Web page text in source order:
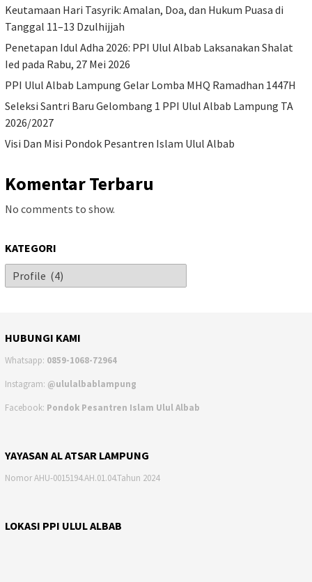
Keutamaan Hari Tasyrik: Amalan, Doa, dan Hukum Puasa di
Tanggal 11–13 Dzulhijjah
Penetapan Idul Adha 2026: PPI Ulul Albab Laksanakan Shalat
Ied pada Rabu, 27 Mei 2026
PPI Ulul Albab Lampung Gelar Lomba MHQ Ramadhan 1447H
Seleksi Santri Baru Gelombang 1 PPI Ulul Albab Lampung TA
2026/2027
Visi Dan Misi Pondok Pesantren Islam Ulul Albab
Komentar Terbaru
No comments to show.
KATEGORI
HUBUNGI KAMI
Whatsapp: 0859-1068-72964
Instagram: @ululalbablampung
Facebook: Pondok Pesantren Islam Ulul Albab
YAYASAN AL ATSAR LAMPUNG
Nomor AHU-0015194.AH.01.04.Tahun 2024
LOKASI PPI ULUL ALBAB